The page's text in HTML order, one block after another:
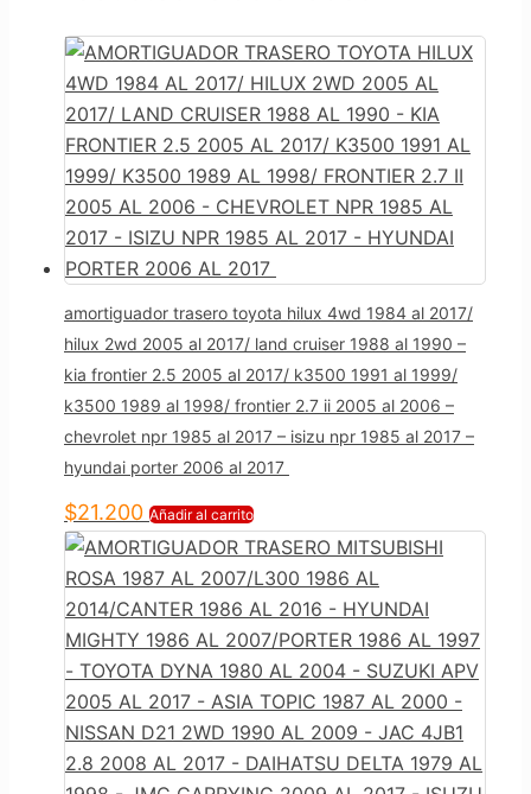
amortiguador trasero toyota hilux 4wd 1984 al 2017/
hilux 2wd 2005 al 2017/ land cruiser 1988 al 1990 –
kia frontier 2.5 2005 al 2017/ k3500 1991 al 1999/
k3500 1989 al 1998/ frontier 2.7 ii 2005 al 2006 –
chevrolet npr 1985 al 2017 – isizu npr 1985 al 2017 –
hyundai porter 2006 al 2017
$21.200 Añadir al carrito